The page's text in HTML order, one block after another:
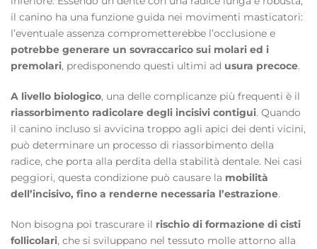
il canino ha una funzione guida nei movimenti masticatori:
l’eventuale assenza comprometterebbe l’occlusione e
potrebbe generare un sovraccarico sui molari ed i
premolari, predisponendo questi ultimi ad usura precoce.
A livello biologico, una delle complicanze più frequenti è il
riassorbimento radicolare degli incisivi contigui. Quando
il canino incluso si avvicina troppo agli apici dei denti vicini,
può determinare un processo di riassorbimento della
radice, che porta alla perdita della stabilità dentale. Nei casi
peggiori, questa condizione può causare la mobilità
dell’incisivo, fino a renderne necessaria l’estrazione.
Non bisogna poi trascurare il rischio di formazione di cisti
follicolari, che si sviluppano nel tessuto molle attorno alla